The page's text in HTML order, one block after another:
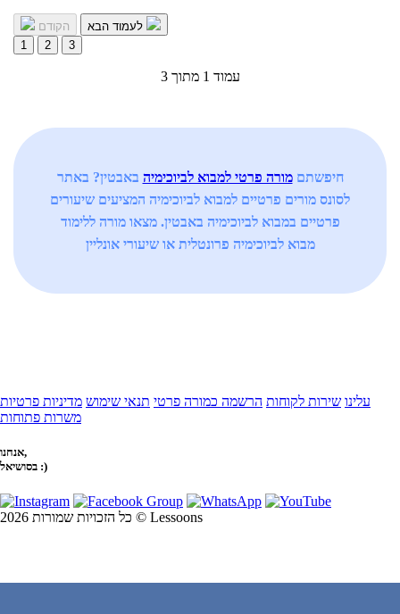
הקודם
1
2 3
עמוד 1 מתוך 3
חיפשתםמורה פרטי למבוא לביוכימיה באבטין? באתר
לסונס מורים פרטיים למבוא לביוכימיה המציעים שיעורים
פרטיים במבוא לביוכימיה באבטין. מצאו מורה ללימוד
מבוא לביוכימיה פרונטלית או שיעורי אונליין
עלינו שירות לקוחות הרשמה כמורה פרטי תנאי שימוש מדיניות פרטיות
משרות פתוחות
אנחנו,
בסושיאל :)
כל הזכויות שמורות 2026 © Lessoons